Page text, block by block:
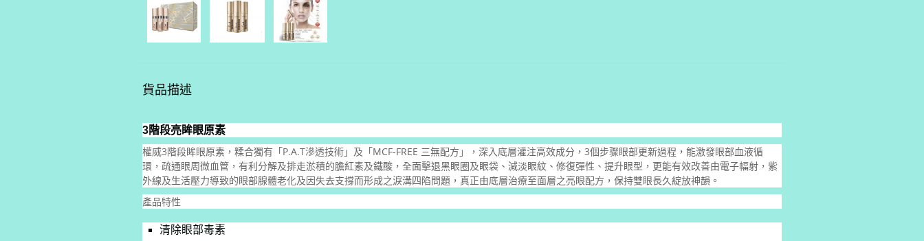
貨品描述
3階段亮眸眼原素
權威3階段眸眼原素，糅合獨有「P.A.T滲透技術」及「MCF-FREE 三無配方」，深入底層灌注高效成分，3個步骤眼部更新過程，能激發眼部血液循
環，疏通眼周微血管，有利分解及排走淤積的膽紅素及鐵酸，全面擊退黑眼圈及眼袋、減淡眼紋、修復彈性、提升眼型，更能有效改善由電子幅射，紫
外線及生活壓力導致的眼部腺體老化及因失去支撐而形成之淚溝四陷問題，真正由底層治療至面層之亮眼配方，保持雙眼長久綻放神韻。
產品特性
清除眼部毒素